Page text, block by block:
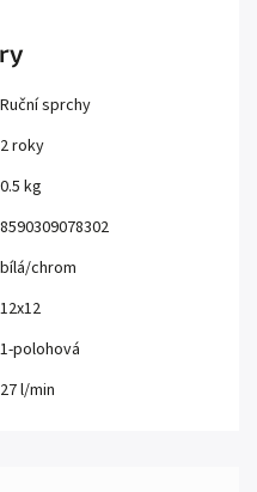
Ruční sprchy
2 roky
0.5 kg
8590309078302
bílá/chrom
12x12
1-polohová
27 l/min